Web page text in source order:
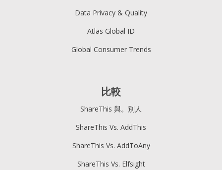
Data Privacy & Quality
Atlas Global ID
Global Consumer Trends
比較
ShareThis 與。別人
ShareThis Vs. AddThis
ShareThis Vs. AddToAny
ShareThis Vs. Elfsight